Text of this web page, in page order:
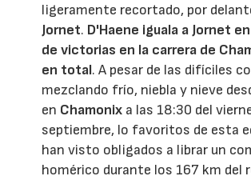
ligeramente recortado, por
Jornet. D'Haene iguala a Jornet
de victorias en la carrera de
en total. A pesar de las difíciles
mezclando frío, niebla y nieve
en Chamonix a las 18:30 del
septiembre, lo favoritos de esta
han visto obligados a librar un
homérico durante los 167 km del